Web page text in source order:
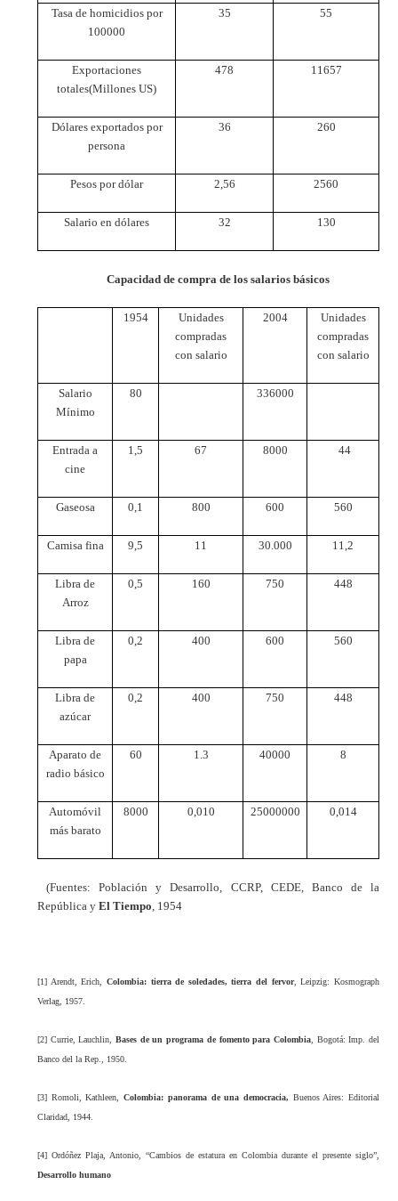
Tasa de homicidios por
100000
35 55
Exportaciones
totales(Millones US)
478 11657
Dólares exportados por
persona
36 260
Pesos por dólar 2,56 2560
Salario en dólares 32 130
Capacidad de compra de los salarios básicos
1954
Unidades
compradas
con salario
2004
Unidades
compradas
con salario
Salario
Mínimo
80 336000
Entrada a
cine
1,5 67 8000 44
Gaseosa 0,1 800 600 560
Camisa fina 9,5 11 30.000 11,2
Libra de
Arroz
0,5 160 750 448
Libra de
papa
0,2 400 600 560
Libra de
azúcar
0,2 400 750 448
Aparato de
radio básico
60 1.3 40000 8
Automóvil
más barato
8000 0,010 25000000 0,014
(Fuentes: Población y Desarrollo, CCRP, CEDE, Banco de la
República y El Tiempo , 1954
[1] Arendt, Erich, Colombia: tierra de soledades, tierra del fervor, Leipzig: Kosmograph
Verlag, 1957.
[2] Currie, Lauchlin,Bases de un programa de fomento para Colombia, Bogotá: Imp. del
Banco del la Rep., 1950.
[3] Romoli, Kathleen,Colombia: panorama de una democracia, Buenos Aires: Editorial
Claridad, 1944.
[4] Ordóñez Plaja, Antonio, “Cambios de estatura en Colombia durante el presente siglo”,
Desarrollo humano